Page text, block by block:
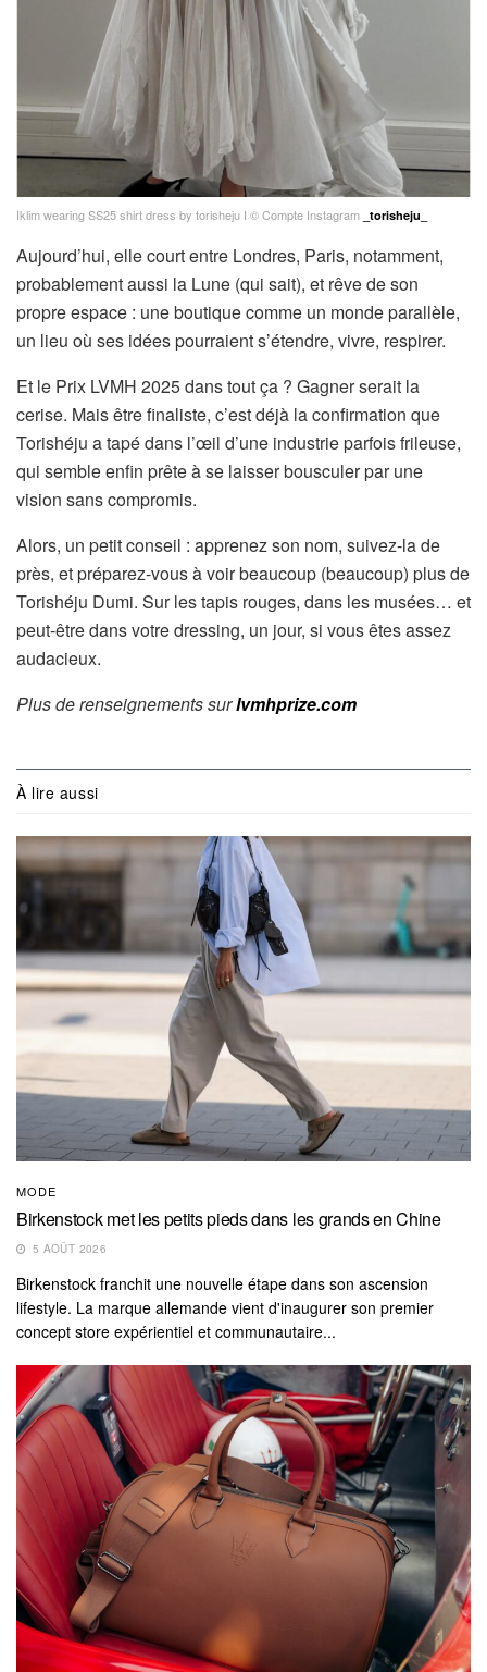
Iklim wearing SS25 shirt dress by torisheju I © Compte Instagram _torisheju_
Aujourd’hui, elle court entre Londres, Paris, notamment,
probablement aussi la Lune (qui sait), et rêve de son
propre espace : une boutique comme un monde parallèle,
un lieu où ses idées pourraient s’étendre, vivre, respirer.
Et le Prix LVMH 2025 dans tout ça ? Gagner serait la
cerise. Mais être finaliste, c’est déjà la confirmation que
Torishéju a tapé dans l’œil d’une industrie parfois frileuse,
qui semble enfin prête à se laisser bousculer par une
vision sans compromis.
Alors, un petit conseil : apprenez son nom, suivez-la de
près, et préparez-vous à voir beaucoup (beaucoup) plus de
Torishéju Dumi. Sur les tapis rouges, dans les musées… et
peut-être dans votre dressing, un jour, si vous êtes assez
audacieux.
Plus de renseignements surlvmhprize.com
À lire aussi
MODE
Birkenstock met les petits pieds dans les grands en Chine
5 AOÛT 2026
Birkenstock franchit une nouvelle étape dans son ascension
lifestyle. La marque allemande vient d'inaugurer son premier
concept store expérientiel et communautaire...